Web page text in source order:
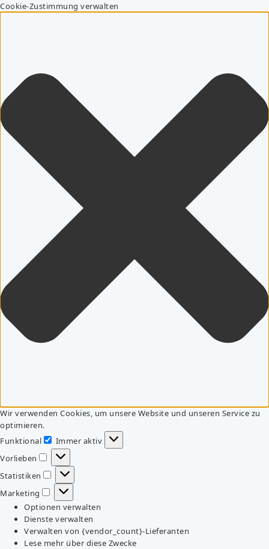
Cookie-Zustimmung verwalten
Wir verwenden Cookies, um unsere Website und unseren Service zu
optimieren.
Funktional
Funktional
Immer aktiv
Vorlieben
Vorlieben
Statistiken
Statistiken
Marketing
Marketing
Optionen verwalten
Dienste verwalten
Verwalten von {vendor_count}-Lieferanten
Lese mehr über diese Zwecke